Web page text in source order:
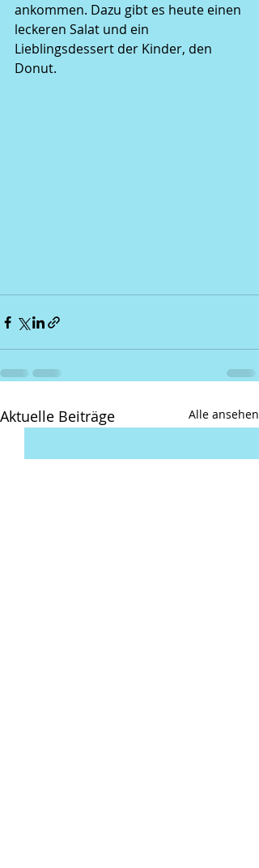
ankommen. Dazu gibt es heute einen
leckeren Salat und ein
Lieblingsdessert der Kinder, den
Donut.
Aktuelle Beiträge Alle ansehen